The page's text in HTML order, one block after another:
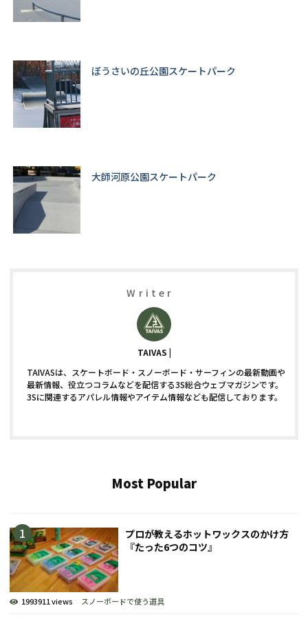
ぼうさいの丘公園スケートパーク
大師河原公園スケートパーク
Writer
TAIVAS
TAIVASは、スケートボード・スノーボード・サーフィンの最新動画や
最新情報、役立つコラムなどを配信する3S総合ウェブマガジンです。
3Sに関連するアパレル情報やアイテム情報なども配信しております。
Most Popular
プロが教えるホットワックスのかけ方
『たった6つのコツ』
1993911 views スノーボードで使う道具